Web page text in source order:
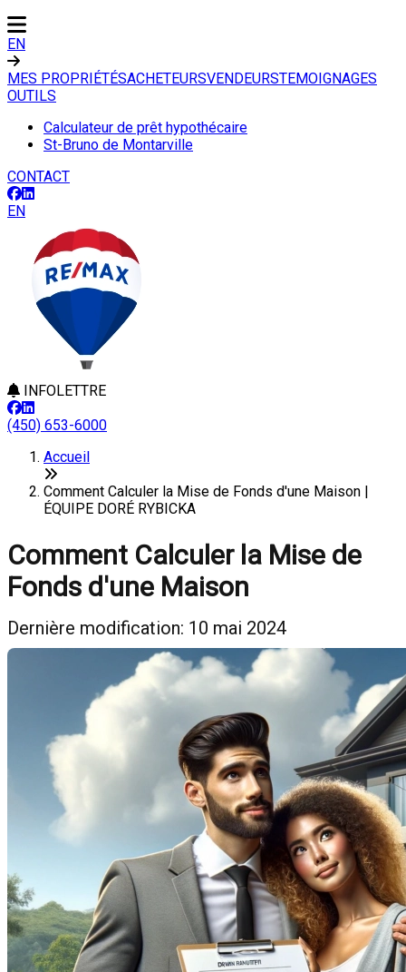
EN
MES PROPRIÉTÉSACHETEURSVENDEURSTEMOIGNAGES
OUTILS
Calculateur de prêt hypothécaire
St-Bruno de Montarville
CONTACT
EN
INFOLETTRE
(450) 653-6000
Accueil
Comment Calculer la Mise de Fonds d'une Maison |
ÉQUIPE DORÉ RYBICKA
Comment Calculer la Mise de
Fonds d'une Maison
Dernière modification: 10 mai 2024